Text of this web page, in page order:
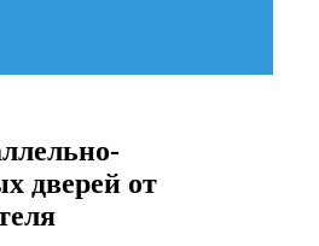
дверей от